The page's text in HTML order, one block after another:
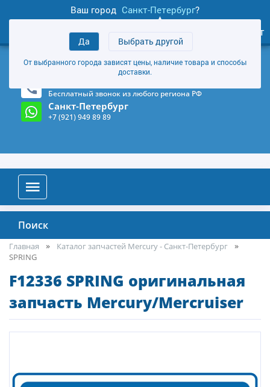
Ваш город Санкт-Петербург?
Да Выбрать другой
От выбранного города зависят цены, наличие товара и способы
доставки.
товаров
Личный кабинет
+7 (921) 949 89 89
Магазин и склад в Санкт-Петербурге (Карта)
Бесплатный звонок из любого региона РФ
Санкт-Петербург
+7 (921) 949 89 89
Поиск
Главная
Каталог запчастей Mercury - Санкт-Петербург
SPRING
F12336 SPRING оригинальная
запчасть Mercury/Mercruiser